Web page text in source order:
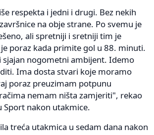
respekta i jedni i drugi. Bez nekih
na obje strane. Po svemu je
ali spretniji i sretniji tim je
poraz kada primite gol u 88. minuti.
nogometni ambijent. Idemo
Ima dosta stvari koje moramo
poraz preuzimam potpunu
nemam ništa zamjeriti", rekao
Sport nakon utakmice.
treća utakmica u sedam dana nakon